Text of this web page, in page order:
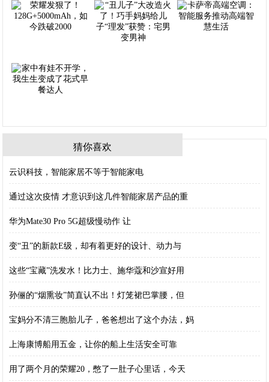
猜你喜欢
云识科技，智能家居不等于智能家电
通过这次疫情 才意识到这几件智能家居产品的重
华为Mate30 Pro 5G超级慢动作 让
变“丑”的新款E级，却有着更好的设计、动力与
这些“宝藏”洗发水！比力士、施华蔻和沙宣好用
孙俪的“烟熏妆”简直认不出！灯笼裙巴掌腰，但
宝妈分不清三胞胎儿子，爸爸想出了这个办法，妈
上海康博船用五金，让你的船上生活安全可靠
用了两个月的荣耀20，憋了一肚子心里话，今天